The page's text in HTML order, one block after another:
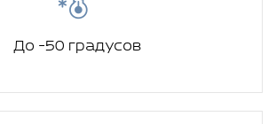
До -50 градусов